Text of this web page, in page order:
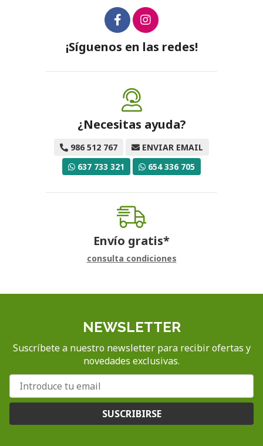
¡Síguenos en las redes!
¿Necesitas ayuda?
986 512 767
ENVIAR EMAIL
637 733 321
654 336 705
Envío gratis*
consulta condiciones
NEWSLETTER
Suscríbete a nuestro newsletter para recibir ofertas y
novedades exclusivas.
SUSCRIBIRSE